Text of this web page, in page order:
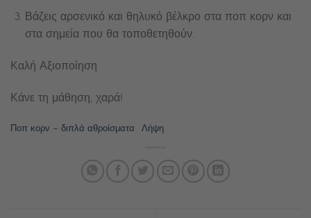
Βάζεις αρσενικό και θηλυκό βέλκρο στα ποπ κορν και
στα σημεία που θα τοποθετηθούν.
Καλή Αξιοποίηση
Κάνε τη μάθηση, χαρά!
Ποπ κορν – διπλά αθροίσματα Λήψη